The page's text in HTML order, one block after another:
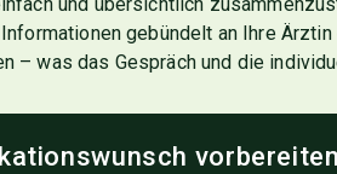
und übersichtlich
gebündelt an Ihre
– was das Gespräch und die
vorbereiten